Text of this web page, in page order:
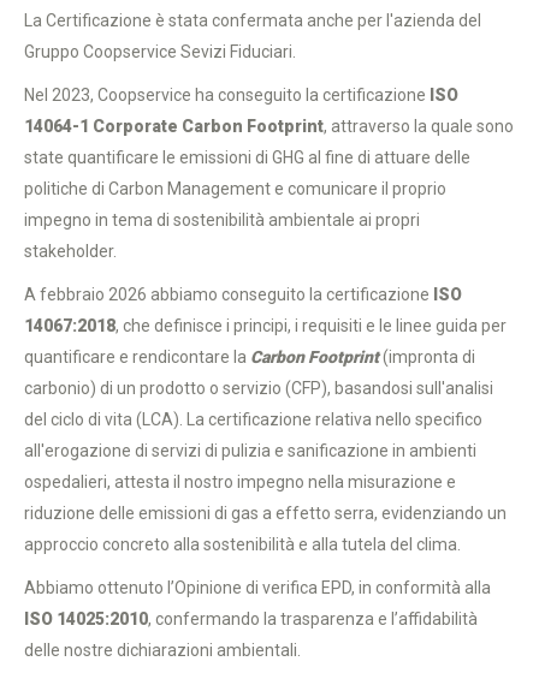
La Certificazione è stata confermata anche per l'azienda del
Gruppo Coopservice Sevizi Fiduciari.
Nel 2023, Coopservice ha conseguito la certificazione ISO
14064-1 Corporate Carbon Footprint, attraverso la quale sono
state quantificare le emissioni di GHG al fine di attuare delle
politiche di Carbon Management e comunicare il proprio
impegno in tema di sostenibilità ambientale ai propri
stakeholder.
A febbraio 2026 abbiamo conseguito la certificazione ISO
14067:2018, che definisce i principi, i requisiti e le linee guida per
quantificare e rendicontare la Carbon Footprint(impronta di
carbonio) di un prodotto o servizio (CFP), basandosi sull'analisi
del ciclo di vita (LCA). La certificazione relativa nello specifico
all'erogazione di servizi di pulizia e sanificazione in ambienti
ospedalieri, attesta il nostro impegno nella misurazione e
riduzione delle emissioni di gas a effetto serra, evidenziando un
approccio concreto alla sostenibilità e alla tutela del clima.
Abbiamo ottenuto l’Opinione di verifica EPD, in conformità alla
ISO 14025:2010, confermando la trasparenza e l’affidabilità
delle nostre dichiarazioni ambientali.